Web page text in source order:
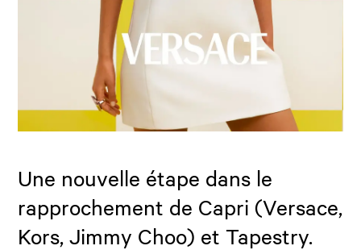
Une nouvelle étape dans le
rapprochement de Capri (Versace,
Kors, Jimmy Choo) et Tapestry.